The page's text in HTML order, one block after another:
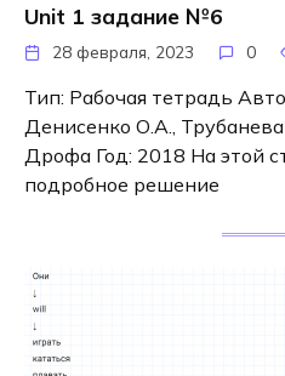
Unit 1 задание №6
28 февраля, 2023 0
Тип: Рабочая тетрадь
Денисенко О.А.,
Дрофа Год: 2018 На этой
подробное решение